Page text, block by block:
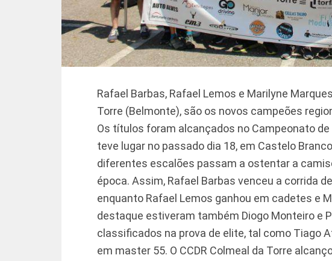
Rafael Barbas, Rafael Lemos e Marilyne
Torre (Belmonte), são os novos campeões
Os títulos foram alcançados no Campeonato
teve lugar no passado dia 18, em Castelo
diferentes escalões passam a ostentar a
época. Assim, Rafael Barbas venceu a corrida
enquanto Rafael Lemos ganhou em cadetes e
destaque estiveram também Diogo Monteiro e
classificados na prova de elite, tal como Tiago
em master 55. O CCDR Colmeal da Torre